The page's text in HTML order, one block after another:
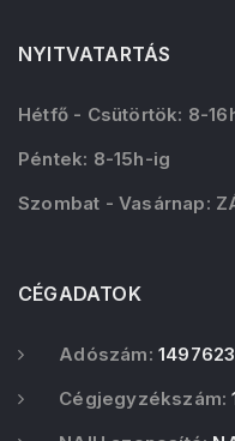
NYITVATARTÁS
Hétfő - Csütörtök: 8-
Péntek: 8-15h-ig
Szombat - Vasárnap:
CÉGADATOK
Adószám:
Cégjegyzékszám: